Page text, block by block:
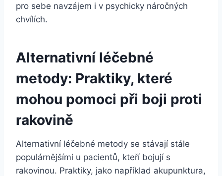
pro sebe navzájem i v psychicky náročných
chvílích.
Alternativní léčebné
metody: Praktiky, které
mohou pomoci při boji proti
rakovině
Alternativní léčebné metody se stávají stále
populárnějšími u pacientů, kteří bojují s
rakovinou. Praktiky, jako například akupunktura,